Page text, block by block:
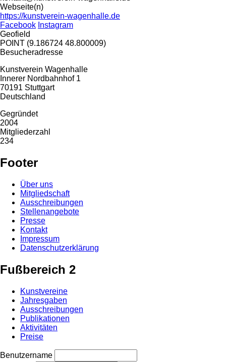
Webseite(n)
https://kunstverein-wagenhalle.de
Facebook Instagram
Geofield
POINT (9.186724 48.800009)
Besucheradresse
Kunstverein Wagenhalle
Innerer Nordbahnhof 1
70191 Stuttgart
Deutschland
Gegründet
2004
Mitgliederzahl
234
Footer
Über uns
Mitgliedschaft
Ausschreibungen
Stellenangebote
Presse
Kontakt
Impressum
Datenschutzerklärung
Fußbereich 2
Kunstvereine
Jahresgaben
Ausschreibungen
Publikationen
Aktivitäten
Preise
Benutzername